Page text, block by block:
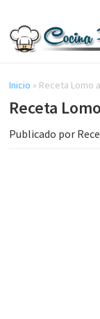
contenido
lateral
principal
Cocina
Peruana,
Recetas
de
Comida
Inicio » Receta Lomo
Receta
Publicado por